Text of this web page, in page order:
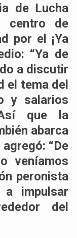
de Lucha
centro de
por el ¡Ya
“Ya de
a discutir
el tema del
y salarios
que la
abarca
“De
veníamos
peronista
impulsar
del